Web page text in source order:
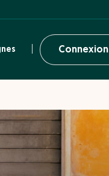
Connexion